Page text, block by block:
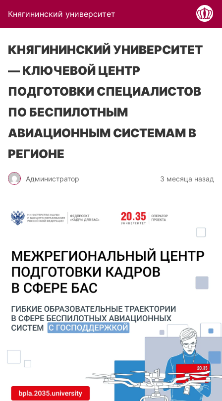
Княгининский университет
КНЯГИНИНСКИЙ УНИВЕРСИТЕТ
— КЛЮЧЕВОЙ ЦЕНТР
ПОДГОТОВКИ СПЕЦИАЛИСТОВ
ПО БЕСПИЛОТНЫМ
АВИАЦИОННЫМ СИСТЕМАМ В
РЕГИОНЕ
Администратор 3 месяца назад